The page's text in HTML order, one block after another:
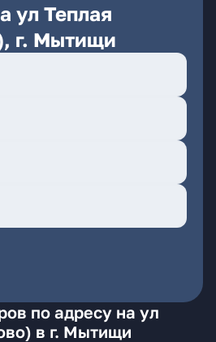
ул Теплая
г. Мытищи
по адресу на ул
в г. Мытищи